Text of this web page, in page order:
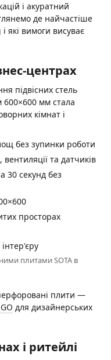
і акуратний
де найчастіше
які вимоги висуває
центрах
підвісних стель
мм стала
кімнат і
без зупинки роботи
та датчиків
30 секунд без
просторах
плитами SOTA в
плити —
для дизайнерських
і ритейлі